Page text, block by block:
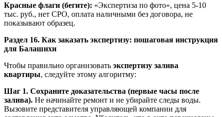
Красные флаги (бегите): «Экспертиза по фото», цена 5-10
тыс. руб., нет СРО, оплата наличными без договора, не
показывают образец.
Раздел 16. Как заказать экспертизу: пошаговая инструкция
для Балашихи
Чтобы правильно организовать экспертизу залива
квартиры, следуйте этому алгоритму:
Шаг 1. Сохраните доказательства (первые часы после
залива). Не начинайте ремонт и не убирайте следы воды.
Вызовите представителя управляющей компании для